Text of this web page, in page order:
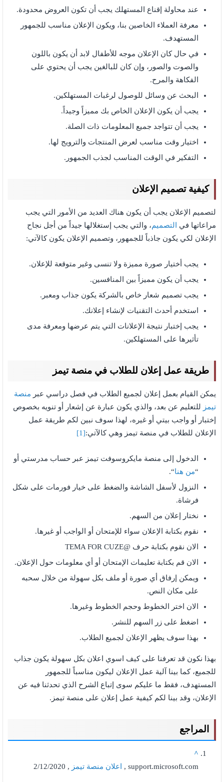
عند محاولة إقناع المستهلك يجب أن تكون العروض محدودة.
معرفة العملاء الخاصين بنا، ويكون الإعلان مناسب للجمهور
المستهدف.
في حال كان الإعلان موجه للأطفال لابد أن يكون باللون
والصوت والصور، وإن كان للبالغين يجب أن يحتوي على
الفكاهة والمرح.
البحث عن وسائل للوصول لرغبات المستهلكين.
يجب أن يكون الإعلان الخاص بك مميزاً وجيداً.
يجب أن تتواجد جميع المعلومات ذات الصلة.
اختيار وقت مناسب لعرض المنتجات والترويج لها.
التفكير في الوقت المناسب لجذب الجمهور.
كيفية تصميم الإعلان
لتصميم الإعلان يجب أن يكون هناك العديد من الأمور التي يجب
مراعاتها في
التصميم، والتي يجب إستغلالها جيداً من أجل نجاح
الإعلان لكي يكون جاذباً للجمهور، وتصميم الإعلان يكون كالآتي:
يجب أختيار صورة مميزة ولا تنسى وغير متوقعة للإعلان.
يجب أن يكون مميزاً بين المنافسين.
يجب تصميم شعار خاص بالشركة يكون جذاب ومعبر.
استخدم أحدث التقنيات لإنشاء إعلانك.
يجب إختبار نتيجة الإعلانات التي يتم عرضها ومعرفة مدى
تأثيرها على المستهلكين.
طريقة عمل إعلان للطلاب في منصة تيمز
يمكن القيام بعمل إعلان لجميع الطلاب في فصل دراسي عبر منصة
تيمز للتعليم عن بعد، والذي يكون عبارة عن إشعار أو تنويه بخصوص
إختبار أو واجب بيتي أو غيره، لهذا سوف نبين لكم طريقة عمل
الإعلان للطلاب في منصة تيمز وهي كالآتي:[1]
الدخول إلى منصة مايكروسوفت تيمز عبر حساب مدرستي أو
“من هنا“.
النزول لأسفل الشاشة والضغط على خيار فورمات على شكل
فرشاة.
نختار إعلان من السهم.
نقوم بكتابة الإعلان سواء للإمتحان أو الواجب أو غيرها.
الان نقوم بكتابة حرف @TEMA FOR CUZE
الان قم بكتابة تعليمات الإمتحان أو أي معلومات حول الإعلان.
ويمكن إرفاق أي صورة أو ملف بكل سهولة من خلال سحبه
على مكان النص.
الان اختر الخطوط وحجم الخطوط وغيرها.
اضغط على زر السهم للنشر.
بهذا سوف يظهر الإعلان لجميع الطلاب.
بهذا نكون قد تعرفنا على كيف اسوي اعلان بكل سهولة يكون جذاب
للجميع، كما بينا آلية عمل الإعلان ليكون مناسباً للجمهور
المستهدف، فقط ما عليكم سوى إتباع الشرح الذي تحدثنا فيه عن
الإعلان، وقد بينا لكم كيفية عمل إعلان على منصة تيمز.
المراجع
^
support.microsoft.com ,
اعلان منصة تيمز , 2/12/2020